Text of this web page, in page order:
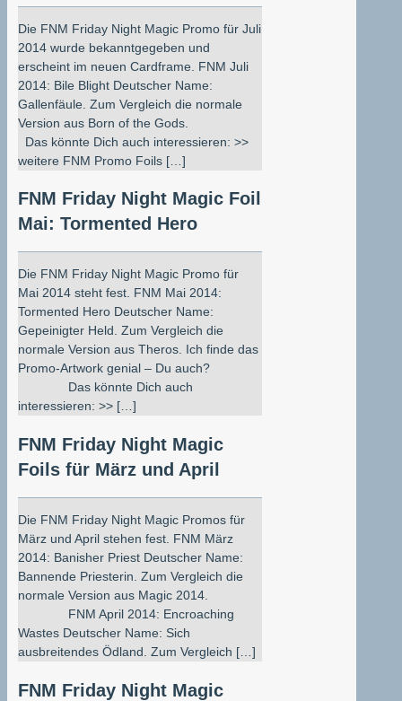
Die FNM Friday Night Magic Promo für Juli
2014 wurde bekanntgegeben und
erscheint im neuen Cardframe. FNM Juli
2014: Bile Blight Deutscher Name:
Gallenfäule. Zum Vergleich die normale
Version aus Born of the Gods.
Das könnte Dich auch interessieren: >>
weitere FNM Promo Foils […]
FNM Friday Night Magic Foil
Mai: Tormented Hero
Die FNM Friday Night Magic Promo für
Mai 2014 steht fest. FNM Mai 2014:
Tormented Hero Deutscher Name:
Gepeinigter Held. Zum Vergleich die
normale Version aus Theros. Ich finde das
Promo-Artwork genial – Du auch?
Das könnte Dich auch
interessieren: >> […]
FNM Friday Night Magic
Foils für März und April
Die FNM Friday Night Magic Promos für
März und April stehen fest. FNM März
2014: Banisher Priest Deutscher Name:
Bannende Priesterin. Zum Vergleich die
normale Version aus Magic 2014.
FNM April 2014: Encroaching
Wastes Deutscher Name: Sich
ausbreitendes Ödland. Zum Vergleich […]
FNM Friday Night Magic